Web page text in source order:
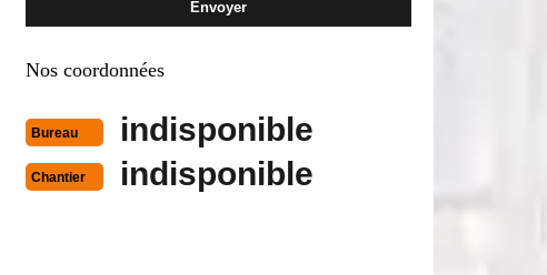
Nos coordonnées
Bureau indisponible
Chantier indisponible